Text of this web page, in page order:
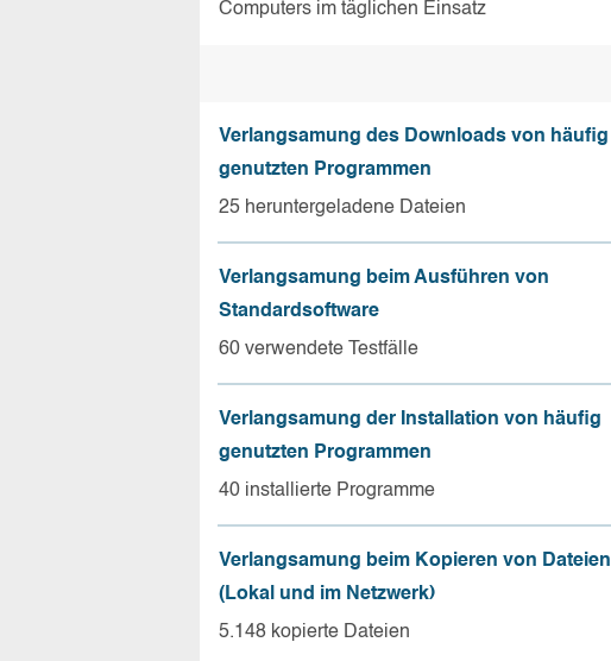
Computers im täglichen Einsatz
Verlangsamung des Downloads von häufig
genutzten Programmen
25 heruntergeladene Dateien
Verlangsamung beim Ausführen von
Standardsoftware
60 verwendete Testfälle
Verlangsamung der Installation von häufig
genutzten Programmen
40 installierte Programme
Verlangsamung beim Kopieren von Dateien
(Lokal und im Netzwerk)
5.148 kopierte Dateien